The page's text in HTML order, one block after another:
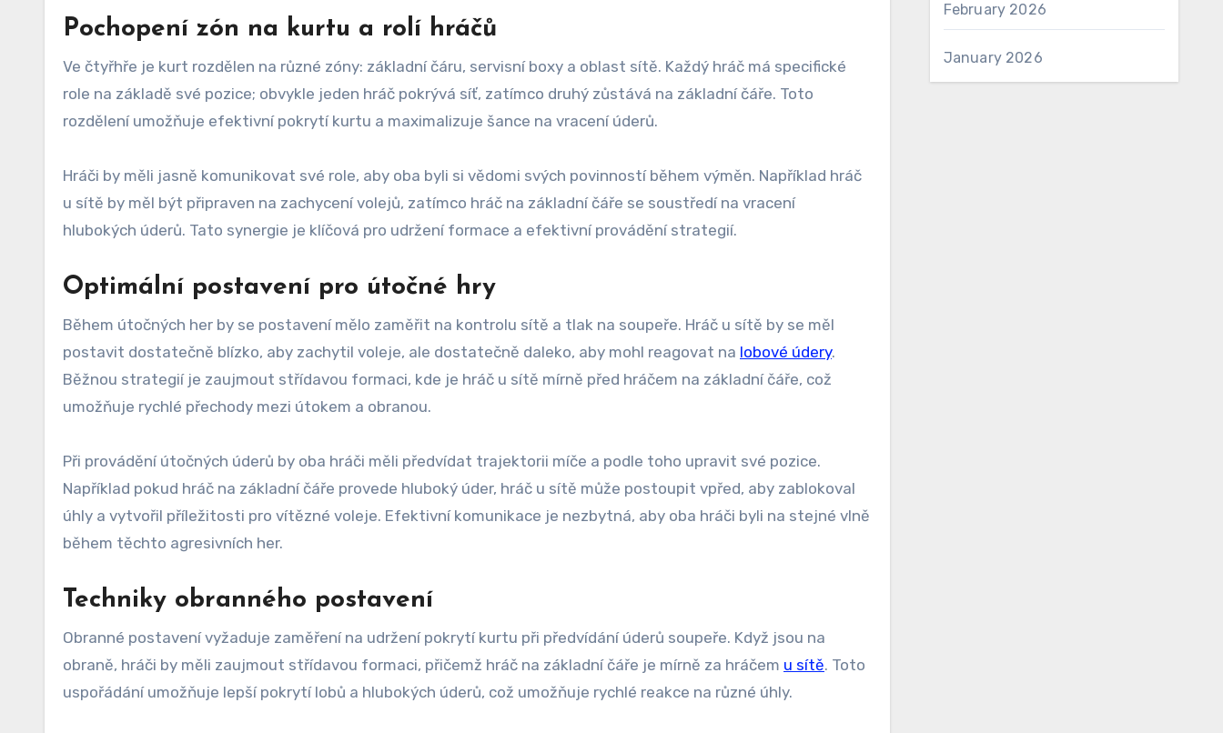
Pochopení zón na kurtu a rolí hráčů
Ve čtyřhře je kurt rozdělen na různé zóny: základní čáru, servisní boxy a oblast sítě. Každý hráč má specifické
role na základě své pozice; obvykle jeden hráč pokrývá síť, zatímco druhý zůstává na základní čáře. Toto
rozdělení umožňuje efektivní pokrytí kurtu a maximalizuje šance na vracení úderů.
Hráči by měli jasně komunikovat své role, aby oba byli si vědomi svých povinností během výměn. Například hráč
u sítě by měl být připraven na zachycení volejů, zatímco hráč na základní čáře se soustředí na vracení
hlubokých úderů. Tato synergie je klíčová pro udržení formace a efektivní provádění strategií.
Optimální postavení pro útočné hry
Během útočných her by se postavení mělo zaměřit na kontrolu sítě a tlak na soupeře. Hráč u sítě by se měl
postavit dostatečně blízko, aby zachytil voleje, ale dostatečně daleko, aby mohl reagovat na lobové údery.
Běžnou strategií je zaujmout střídavou formaci, kde je hráč u sítě mírně před hráčem na základní čáře, což
umožňuje rychlé přechody mezi útokem a obranou.
Při provádění útočných úderů by oba hráči měli předvídat trajektorii míče a podle toho upravit své pozice.
Například pokud hráč na základní čáře provede hluboký úder, hráč u sítě může postoupit vpřed, aby zablokoval
úhly a vytvořil příležitosti pro vítězné voleje. Efektivní komunikace je nezbytná, aby oba hráči byli na stejné vlně
během těchto agresivních her.
Techniky obranného postavení
Obranné postavení vyžaduje zaměření na udržení pokrytí kurtu při předvídání úderů soupeře. Když jsou na
obraně, hráči by měli zaujmout střídavou formaci, přičemž hráč na základní čáře je mírně za hráčem u sítě. Toto
uspořádání umožňuje lepší pokrytí lobů a hlubokých úderů, což umožňuje rychlé reakce na různé úhly.
February 2026
January 2026